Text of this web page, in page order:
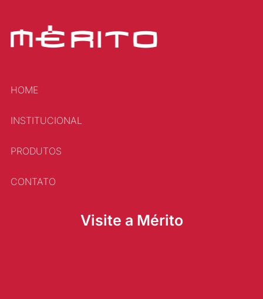
HOME
INSTITUCIONAL
PRODUTOS
CONTATO
Visite a Mérito